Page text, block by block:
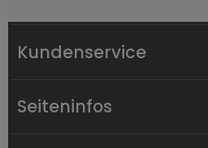
Kundenservice
Seiteninfos